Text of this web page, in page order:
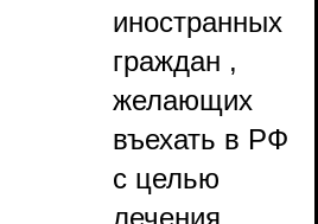
иностранных
граждан ,
желающих
въехать в РФ
с целью
лечения